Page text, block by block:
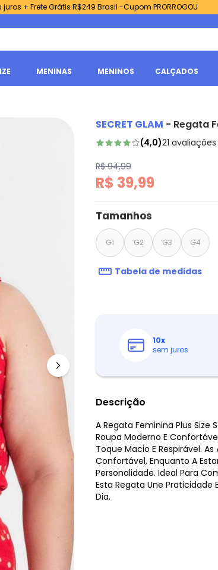
juros + Frete Grátis R$249 Brasil -Cupom PRORROGOU
MENINAS MENINOS CALÇADOS
SECRET GLAM - Regata
(4,0)21 avaliações
R$ 94,99
R$ 39,99
Tamanhos
G1 G2 G3 G4
Tabela de medidas
10x
sem juros
Descrição
A Regata Feminina Plus Size
Roupa Moderno E
Toque Macio E Respirável.
Confortável, Enquanto A
Personalidade. Ideal Para
Esta Regata Une
Dia.